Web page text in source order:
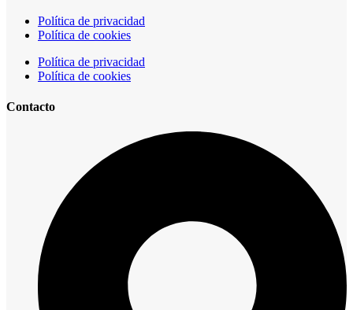
Política de privacidad
Política de cookies
Política de privacidad
Política de cookies
Contacto